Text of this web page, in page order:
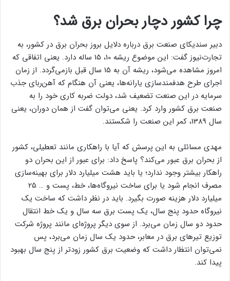
چرا کشور دچار بحران برق شد؟
دبیر سندیکای صنعت برق درباره دلایل بروز بحران برق در کشور، به
تجارت‌نیوز گفت: این موضوع ریشه 10، 15 ساله دارد. یعنی اتفاقی که
امروز مشاهده می‌شود، ریشه آن به 15 سال قبل بازمی‌گردد. از زمان
اجرای طرح هدفمندسازی یارانه‌ها، یعنی آن هنگام که آهن‌ربای جذب
سرمایه در این صنعت تضعیف شد، دولت ضربه کاری خود را به
صنعت برق کشور وارد کرد. یعنی می‌توان گفت از همان دوران، یعنی
سال 1389، کمر این صنعت را شکستند.
مهدی مسائلی به این پرسش که آیا با راهکاری مانند تعطیلی، کشور
از بحران برق عبور می‌کند؟ پاسخ داد: برای عبور از این بحران دو
راهکار بیشتر وجود ندارد؛ یا باید هشت میلیارد دلار برای بهینه‌سازی
مصرف انجام شود یا برای ساخت نیروگاه‌ها، خط، پست و … 25
میلیارد دلار هزینه صورت بگیرد. باید در نظر داشت که ساخت یک
نیروگاه حدود پنج سال، یک پست برق سه سال و یک خط انتقال
حدود دو سال زمان می‌برد. از سوی دیگر پروژه‌ای مانند پروژه شرکت
توزیع تیرهای برق در معابر، حدود یک سال زمان می‌برد، پس
نمی‌توان انتظار داشت که وضعیت برق کشور زودتر از پنج سال بهبود
پیدا کند.